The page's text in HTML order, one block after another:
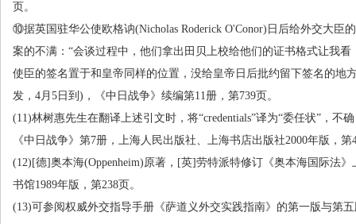
页。
⑩据英国驻华公使欧格讷(Nicholas Roderick O'Conor) 日后给外交大臣
案的不满：“会谈过程中，他们拿出田贝上校给他们的证书格式让我
使臣的签名置于和皇帝同样的位置，没给皇帝日后批约留下签名的地
发， 4月 5 日到 ) ，《中日战争》续编第11册，第739页。
(11)林树惠先生在翻译上述引文时，将“credentials”译为“委任状”，不
《中日战争》第7册，上海人民出版社、上海书店出版社2000年版，第
(12)[德]奥本海(Oppenheim)原著， [英]劳特派特修订《奥本海国际法》
书馆1989年版，第238页。
(13)可参阅权威外交指导手册《萨道义外交实践指南》的第一版与第